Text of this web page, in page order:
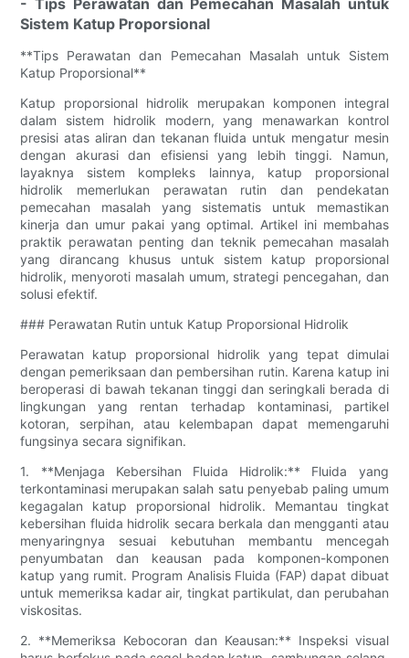
Sistem Katup Proporsional
**Tips Perawatan dan Pemecahan Masalah untuk Sistem
Katup Proporsional**
Katup proporsional hidrolik merupakan komponen integral
dalam sistem hidrolik modern, yang menawarkan kontrol
presisi atas aliran dan tekanan fluida untuk mengatur mesin
dengan akurasi dan efisiensi yang lebih tinggi. Namun,
layaknya sistem kompleks lainnya, katup proporsional
hidrolik memerlukan perawatan rutin dan pendekatan
pemecahan masalah yang sistematis untuk memastikan
kinerja dan umur pakai yang optimal. Artikel ini membahas
praktik perawatan penting dan teknik pemecahan masalah
yang dirancang khusus untuk sistem katup proporsional
hidrolik, menyoroti masalah umum, strategi pencegahan, dan
solusi efektif.
### Perawatan Rutin untuk Katup Proporsional Hidrolik
Perawatan katup proporsional hidrolik yang tepat dimulai
dengan pemeriksaan dan pembersihan rutin. Karena katup ini
beroperasi di bawah tekanan tinggi dan seringkali berada di
lingkungan yang rentan terhadap kontaminasi, partikel
kotoran, serpihan, atau kelembapan dapat memengaruhi
fungsinya secara signifikan.
1. **Menjaga Kebersihan Fluida Hidrolik:** Fluida yang
terkontaminasi merupakan salah satu penyebab paling umum
kegagalan katup proporsional hidrolik. Memantau tingkat
kebersihan fluida hidrolik secara berkala dan mengganti atau
menyaringnya sesuai kebutuhan membantu mencegah
penyumbatan dan keausan pada komponen-komponen
katup yang rumit. Program Analisis Fluida (FAP) dapat dibuat
untuk memeriksa kadar air, tingkat partikulat, dan perubahan
viskositas.
2. **Memeriksa Kebocoran dan Keausan:** Inspeksi visual